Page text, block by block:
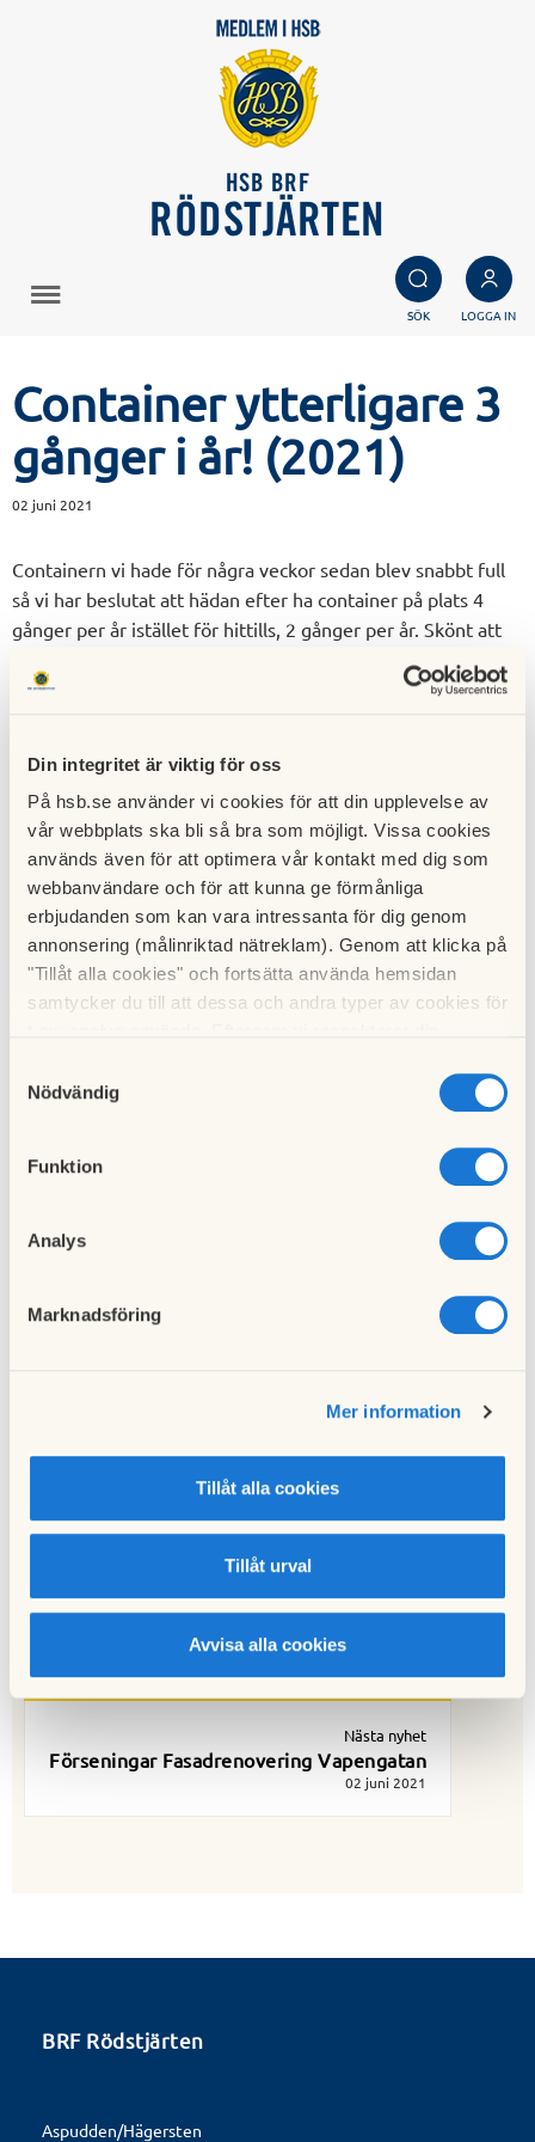
Din integritet är viktig för oss
På hsb.se använder vi cookies för att din upplevelse av
vår webbplats ska bli så bra som möjligt. Vissa cookies
används även för att optimera vår kontakt med dig som
webbanvändare och för att kunna ge förmånliga
erbjudanden som kan vara intressanta för dig genom
annonsering (målinriktad nätreklam). Genom att klicka på
"Tillåt alla cookies" och fortsätta använda hemsidan
samtycker du till att dessa och andra typer av cookies för
cookies och välja att endast tillåta ett urval.
Nödvändig
Funktion
Analys
Marknadsföring
Mer information
Tillåt alla cookies
Tillåt urval
Avvisa alla cookies
HSB BRF
RÖDSTJÄRTEN
SÖK LOGGA IN
Container ytterligare 3
gånger i år! (2021)
02 juni 2021
Containern vi hade för några veckor sedan blev snabbt full
så vi har beslutat att hädan efter ha container på plats 4
gånger per år istället för hittills, 2 gånger per år. Skönt att
kunna rensa bort saker lite oftare och förhoppningsvis får vi
mindre saker stående på "fel" platser (vindar, källargångar).
18 - 20 juni
27 - 29 augusti
19 - 21 november
Containern kommer stå på parkeringen på baksidan av
Manhemsgatan.
Föreningsstämma 2021
Nästa nyhet
Förseningar Fasadrenovering Vapengatan
02 juni 2021
BRF Rödstjärten
Aspudden/Hägersten